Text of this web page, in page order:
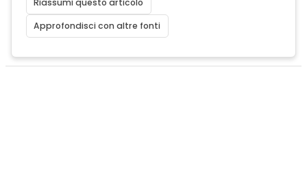
Riassumi questo articolo
Approfondisci con altre fonti